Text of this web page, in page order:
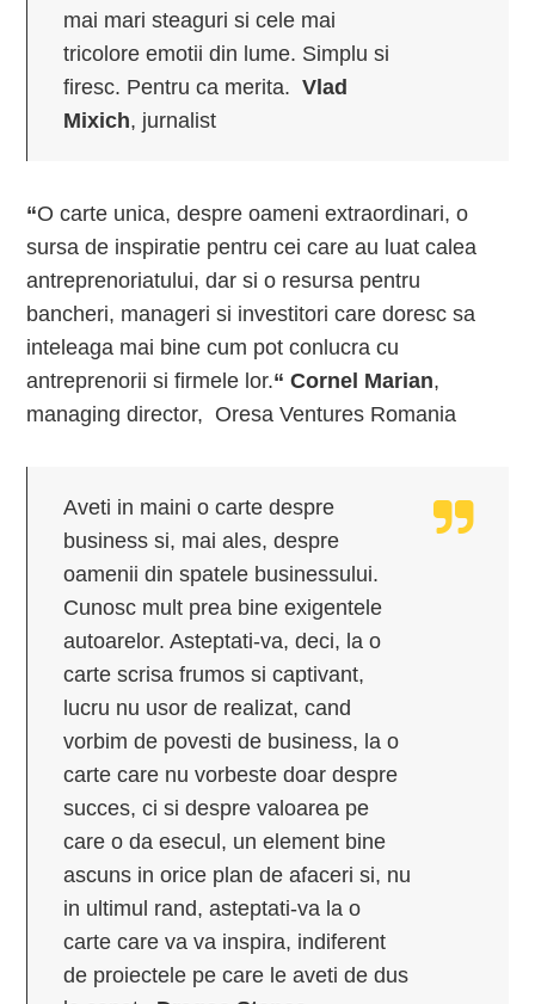
mai mari steaguri si cele mai
tricolore emotii din lume. Simplu si
firesc. Pentru ca merita.Vlad
Mixich, jurnalist
“O carte unica, despre oameni extraordinari, o
sursa de inspiratie pentru cei care au luat calea
antreprenoriatului, dar si o resursa pentru
bancheri, manageri si investitori care doresc sa
inteleaga mai bine cum pot conlucra cu
antreprenorii si firmele lor.“ Cornel Marian,
managing director, Oresa Ventures Romania
Aveti in maini o carte despre
business si, mai ales, despre
oamenii din spatele businessului.
Cunosc mult prea bine exigentele
autoarelor. Asteptati-va, deci, la o
carte scrisa frumos si captivant,
lucru nu usor de realizat, cand
vorbim de povesti de business, la o
carte care nu vorbeste doar despre
succes, ci si despre valoarea pe
care o da esecul, un element bine
ascuns in orice plan de afaceri si, nu
in ultimul rand, asteptati-va la o
carte care va va inspira, indiferent
de proiectele pe care le aveti de dus